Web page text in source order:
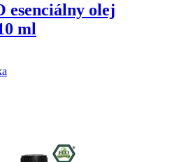
esenciálny olej
ml